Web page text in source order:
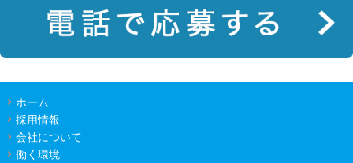
ホーム
採用情報
会社について
働く環境